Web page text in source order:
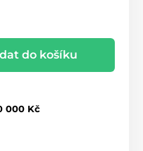
do košíku
000 Kč